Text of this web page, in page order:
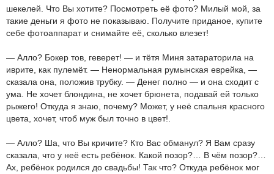
шекелей. Что Вы хотите? Посмотреть её фото? Милый мой, за
такие деньги я фото не показываю. Получите приданое, купите
себе фотоаппарат и снимайте её, сколько влезет!
— Алло? Бокер тов, геверет! — и тётя Миня затараторила на
иврите, как пулемёт. — Ненормальная румынская еврейка, —
сказала она, положив трубку. — Денег полно — и она сходит с
ума. Не хочет блондина, не хочет брюнета, подавай ей только
рыжего! Откуда я знаю, почему? Может, у неё спальня красного
цвета, хочет, чтоб муж был точно в цвет!.
— Алло? Ша, что Вы кричите? Кто Вас обманул? Я Вам сразу
сказала, что у неё есть ребёнок. Какой позор?… В чём позор?…
Ах, ребёнок родился до свадьбы! Так что? Откуда ребёнок мог